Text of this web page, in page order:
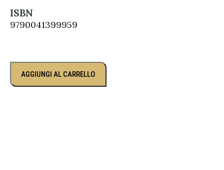
ISBN
9790041399959
AGGIUNGI AL CARRELLO